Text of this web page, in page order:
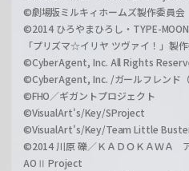
©劇場版ミルキィホームズ製作委員会
©2014 ひろやまひろし・TYPE-
「プリズマ☆イリヤ ツヴァイ！」製
©CyberAgent, Inc. All Rights
©CyberAgent, Inc. /ガールフレンド
©FHO／ギガントプロジェクト
©VisualArt's/Key/SProject
©VisualArt's/Key/Team Little
©2014 川原 礫／ＫＡＤＯＫＡＷＡ
AOⅡ Project